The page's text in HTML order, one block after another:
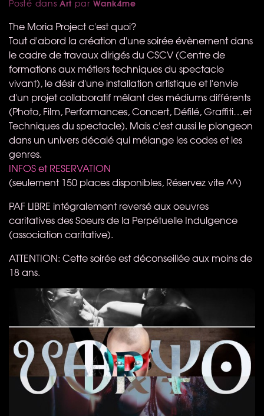
Posté dansArt par Wank4me
The Moria Project c'est quoi?
Tout d'abord la création d'une soirée évènement dans
le cadre de travaux dirigés du CSCV (Centre de
formations aux métiers techniques du spectacle
vivant), le désir d'une installation artistique et l'envie
d'un projet collaboratif mêlant des médiums différents
(Photo, Film, Performances, Concert, Défilé, Graffiti…et
Techniques du spectacle). Mais c'est aussi le plongeon
dans un univers décalé qui mélange les codes et les
genres.
INFOSetRESERVATION
(seulement 150 places disponibles, Réservez vite ^^)
PAF LIBRE intégralement reversé aux oeuvres
caritatives des Soeurs de la Perpétuelle Indulgence
(association caritative).
ATTENTION: Cette soirée est déconseillée aux moins de
18 ans.